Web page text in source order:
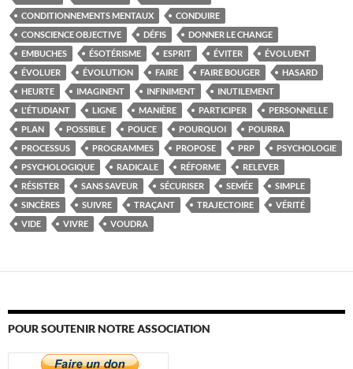
CONDITIONNEMENTS MENTAUX
CONDUIRE
CONSCIENCE OBJECTIVE
DÉFIS
DONNER LE CHANGE
EMBUCHES
ÉSOTÉRISME ESPRIT ÉVITER
ÉVOLUENT
ÉVOLUER
ÉVOLUTION FAIRE FAIRE BOUGER
HASARD
HEURTE
IMAGINENT INFINIMENT
INUTILEMENT
L'ÉTUDIANT
LIGNE MANIÈRE PARTICIPER
PERSONNELLE
PLAN
POSSIBLE POUCE POURQUOI
POURRA
PROCESSUS
PROGRAMMES PROPOSE PRP
PSYCHOLOGIE
PSYCHOLOGIQUE
RADICALE RÉFORME
RELEVER
RÉSISTER
SANS SAVEUR SÉCURISER SEMÉE
SIMPLE
SINCÈRES
SUIVRE TRAÇANT TRAJECTOIRE
VÉRITÉ
VIDE
VIVRE VOUDRA
POUR SOUTENIR NOTRE ASSOCIATION